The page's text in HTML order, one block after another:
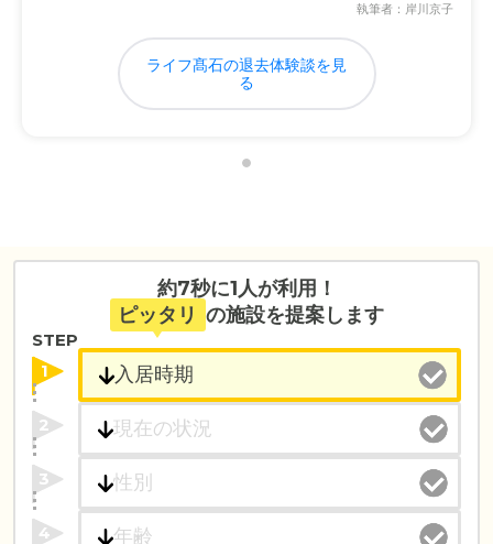
執筆者：岸川京子
ライフ髙石の退去体験談を見
る
約7秒に1人が利用！
ピッタリ の施設を提案します
STEP
1
2
3
4